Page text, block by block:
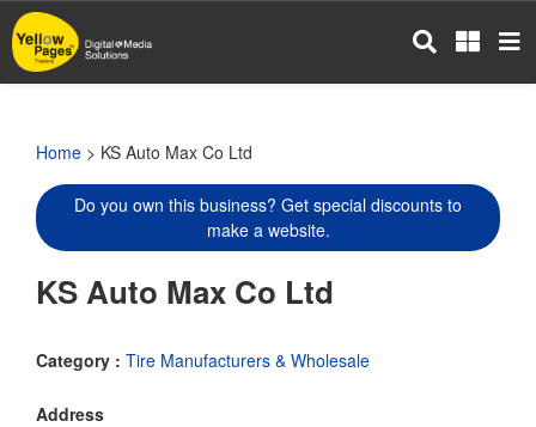
Skip
to
main
Home > KS Auto Max Co Ltd
Do you own this business? Get special discounts to
make a website.
KS Auto Max Co Ltd
Category : Tire Manufacturers & Wholesale
Address